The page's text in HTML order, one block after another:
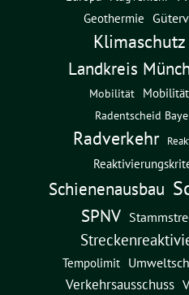
Geothermie
Klimaschutz
Landkreis
Mobilität
Radentscheid
Radverkehr
Schienenausbau
SPNV
Tempolimit
Verkehrsausschuss